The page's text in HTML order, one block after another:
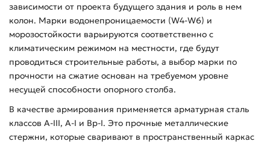
зависимости от проекта будущего здания и роль в нем
колон. Марки водонепроницаемости (W4-W6) и
морозостойкости варьируются соответственно с
климатическим режимом на местности, где будут
проводиться строительные работы, а выбор марки по
прочности на сжатие основан на требуемом уровне
несущей способности опорного столба.
В качестве армирования применяется арматурная сталь
классов А-ІІІ, А-І и Вр-І. Это прочные металлические
стержни, которые сваривают в пространственный каркас